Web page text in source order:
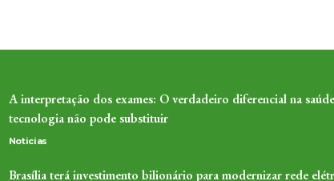
A interpretação dos exames: O verdadeiro diferencial na
tecnologia não pode substituir
Noticias
Brasília terá investimento bilionário para modernizar rede